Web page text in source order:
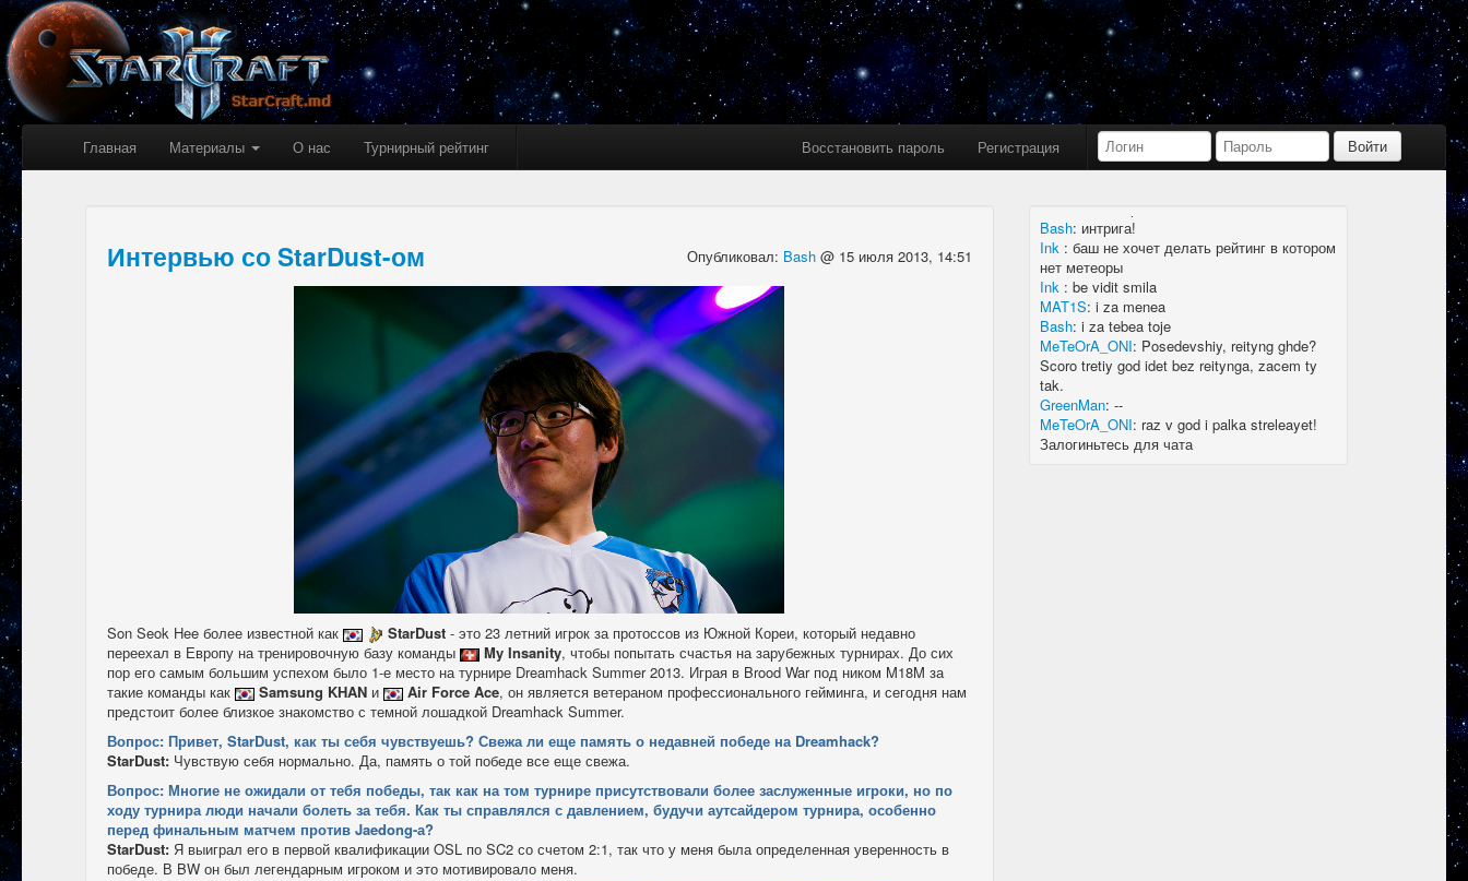
Главная Материалы О нас Турнирный рейтинг Восстановить пароль Регистрация
Интервью со StarDust-ом Опубликовал: Bash @ 15 июля 2013, 14:51
Son Seok Hee более известной как StarDust - это 23 летний игрок за протоссов из Южной Кореи, который недавно
переехал в Европу на тренировочную базу команды
My Insanity, чтобы попытать счастья на зарубежных турнирах. До сих
пор его самым большим успехом было 1-е место на турнире Dreamhack Summer 2013. Играя в Brood War под ником M18M за
такие команды как
Samsung KHANи Air Force Ace, он является ветераном профессионального гейминга, и сегодня нам
предстоит более близкое знакомство с темной лошадкой Dreamhack Summer.
Вопрос: Привет, StarDust, как ты себя чувствуешь? Свежа ли еще память о недавней победе на Dreamhack?
StarDust: Чувствую себя нормально. Да, память о той победе все еще свежа.
Вопрос: Многие не ожидали от тебя победы, так как на том турнире присутствовали более заслуженные игроки, но по
ходу турнира люди начали болеть за тебя. Как ты справлялся с давлением, будучи аутсайдером турнира, особенно
перед финальным матчем против Jaedong-а?
StarDust: Я выиграл его в первой квалификации OSL по SC2 со счетом 2:1, так что у меня была определенная уверенность в
победе. В BW он был легендарным игроком и это мотивировало меня.
Bash : limboid, заходил бы в Дискорд не
пропустил бы.
Ink
limboid, сейчас как бы всё сообщество
в дискорде, там всегда инфа самая
актуальная
k7.Gladiator : yoyo
Ink:yoyo
MAT1S
гладиатор = бв нагибатор?
Ink:на 20 лей игратор
Bash: интрига!
Ink :баш не хочет делать рейтинг в котором
нет метеоры
Ink :be vidit smila
MAT1S:i za menea
Bash:i za tebea toje
MeTeOrA_ONI: Posedevshiy, reityng ghde?
Scoro tretiy god idet bez reitynga, zacem ty
tak.
GreenMan:--
MeTeOrA_ONI: raz v god i palka streleayet!
Залогиньтесь для чата